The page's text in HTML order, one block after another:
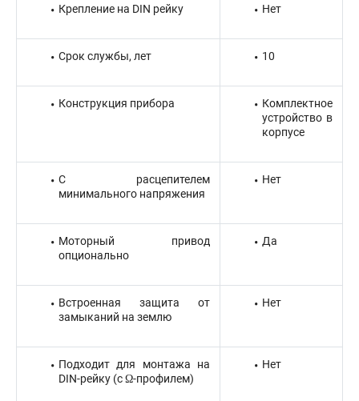
Крепление на DIN рейку Нет
Срок службы, лет 10
Конструкция прибора
Комплектное
устройство в
корпусе
С расцепителем
минимального напряжения
Нет
Моторный привод
опционально
Да
Встроенная защита от
замыканий на землю
Нет
Подходит для монтажа на
DIN-рейку (с Ω-профилем)
Нет